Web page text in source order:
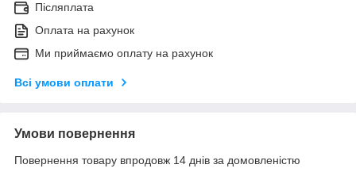
Післяплата
Оплата на рахунок
Ми приймаємо оплату на рахунок
Всі умови оплати
Умови повернення
Повернення товару впродовж 14 днів за домовленістю